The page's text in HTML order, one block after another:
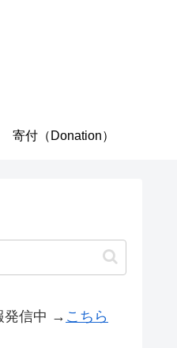
寄付（Donation）
発信中 → こちら